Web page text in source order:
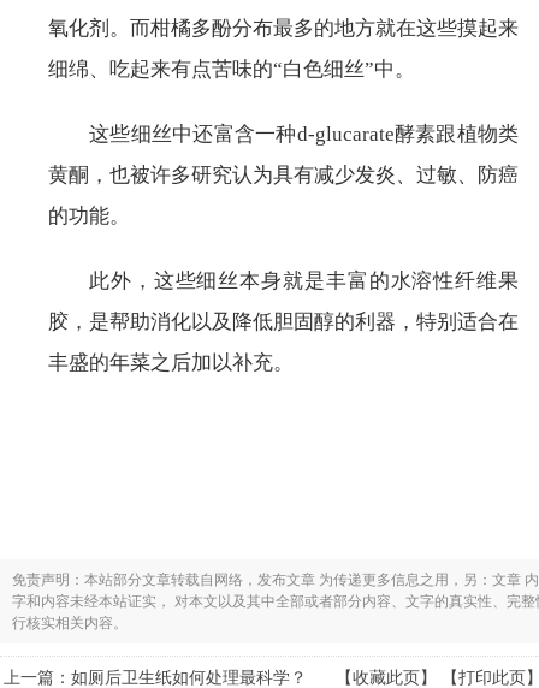
氧化剂。而柑橘多酚分布最多的地方就在这些摸起来
细绵、吃起来有点苦味的“白色细丝”中。
这些细丝中还富含一种d-glucarate酵素跟植物类
黄酮，也被许多研究认为具有减少发炎、过敏、防癌
的功能。
此外，这些细丝本身就是丰富的水溶性纤维果
胶，是帮助消化以及降低胆固醇的利器，特别适合在
丰盛的年菜之后加以补充。
免责声明：本站部分文章转载自网络，发布文章 为传递更多信息之用，另：文章
字和内容未经本站证实， 对本文以及其中全部或者部分内容、文字的真实性、完
行核实相关内容。
上一篇： 如厕后卫生纸如何处理最科学？
【收藏此页】 【打印此页